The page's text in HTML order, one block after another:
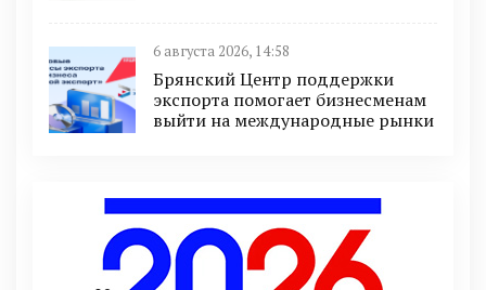
6 августа 2026, 14:58
Брянский Центр поддержки
экспорта помогает бизнесменам
выйти на международные рынки